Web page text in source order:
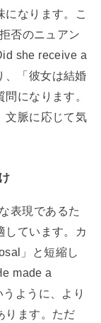
なります。こ
否のニュアン
she receive a
、「彼女は結婚
になります。
文脈に応じて気
表現であるた
しています。カ
」と短縮し
made a
ように、より
ります。ただ